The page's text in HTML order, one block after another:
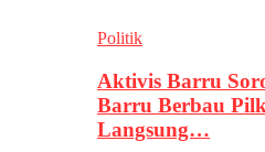
Politik
Aktivis Barru
Barru Berbau
Langsung…